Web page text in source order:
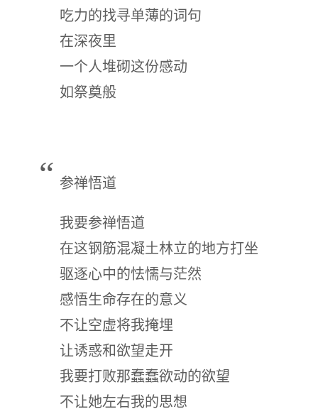
吃力的找寻单薄的词句
在深夜里
一个人堆砌这份感动
如祭奠般
参禅悟道
我要参禅悟道
在这钢筋混凝土林立的地方打坐
驱逐心中的怯懦与茫然
感悟生命存在的意义
不让空虚将我掩埋
让诱惑和欲望走开
我要打败那蠢蠢欲动的欲望
不让她左右我的思想